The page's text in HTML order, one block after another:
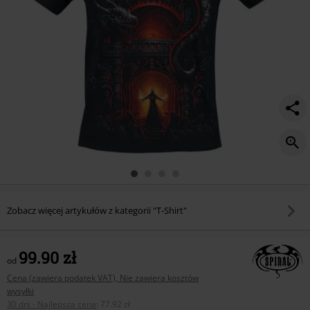
Zobacz więcej artykułów z kategorii "T-Shirt"
od 99.90 zł
Cena (zawiera podatek VAT), Nie zawiera kosztów
wysyłki
30 dni - Najlepsza cena
77.92 zł